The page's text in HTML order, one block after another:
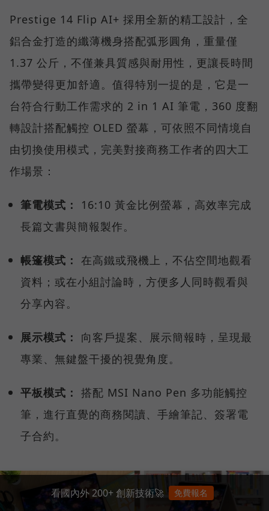
Prestige 14 Flip AI+ 採用全新的精工設計，全
鋁合金打造的纖薄機身搭配弧形圓角，重量僅
1.37 公斤，不僅兼具質感與耐用性，更讓長時間
攜帶變得更加舒適。值得特別一提的是，它是一
台符合行動工作需求的 2 in 1 AI 筆電，360 度翻
轉設計搭配觸控 OLED 螢幕，可依照不同情境自
由切換使用模式，完美對接商務工作者的四大工
作場景：
筆電模式：
16:10 黃金比例螢幕，高效率完成
長篇文書與簡報製作。
帳篷模式： 在高鐵或飛機上，不佔空間地觀看
資料；或在小組討論時，方便多人同時觀看與
分享內容。
展示模式：
向客戶提案、展示簡報時，呈現最
專業、無鍵盤干擾的視覺角度。
平板模式： 搭配 MSI Nano Pen 多功能觸控
筆，進行直覺的商務閱讀、手繪筆記、簽署電
子合約。
看國內外 200+ 創新技術🚀 免費報名